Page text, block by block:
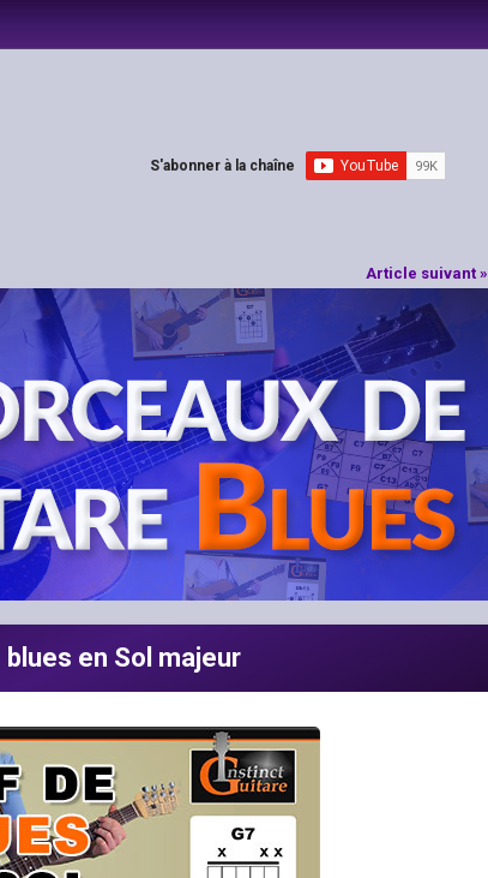
S'abonner à la chaîne
Article suivant »
en Sol majeur